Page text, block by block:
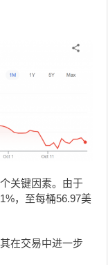
关键因素。由于
，至每桶56.97美
在交易中进一步